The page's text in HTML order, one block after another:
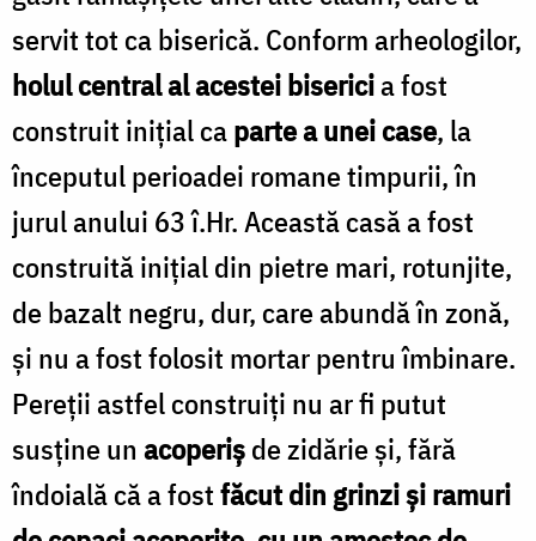
servit tot ca biserică. Conform arheologilor,
holul central al acestei bisericia fost
construit inițial caparte a unei case, la
începutul perioadei romane timpurii, în
jurul anului 63 î.Hr. Această casă a fost
construită inițial din pietre mari, rotunjite,
de bazalt negru, dur, care abundă în zonă,
și nu a fost folosit mortar pentru îmbinare.
Pereții astfel construiți nu ar fi putut
susține un acoperișde zidărie și, fără
îndoială că a fostfăcut din grinzi și ramuri